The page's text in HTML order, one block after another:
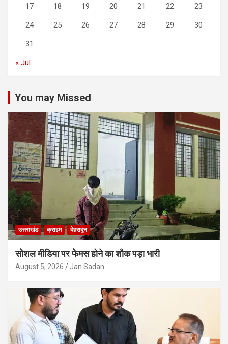
17 18 19 20 21 22 23
24 25 26 27 28 29 30
31
« Jul
You may Missed
उत्तराखंड क्राइम देहरादून
सोशल मीडिया पर फेमस होने का शौक पड़ा भारी
August 5, 2026 Jan Sadan